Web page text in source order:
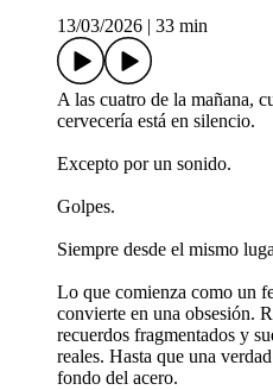
13/03/2026
33 min
A las cuatro de la mañana,
cervecería está en silencio.
Excepto por un sonido.
Golpes.
Siempre desde el mismo
Lo que comienza como un
convierte en una obsesión.
recuerdos fragmentados y
reales. Hasta que una
fondo del acero.